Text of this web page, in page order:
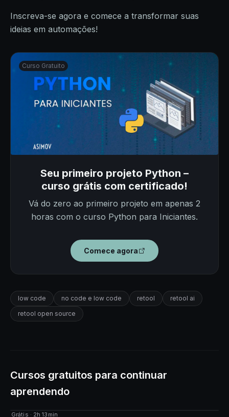
Inscreva-se agora e comece a transformar suas
ideias em automações!
Curso Gratuito
Seu primeiro projeto Python –
curso grátis com certificado!
Vá do zero ao primeiro projeto em apenas 2
horas com o curso Python para Iniciantes.
Comece agora
low code no code e low code retool
retool ai
retool open source
Cursos gratuitos para continuar
aprendendo
Grátis · 2h 13min